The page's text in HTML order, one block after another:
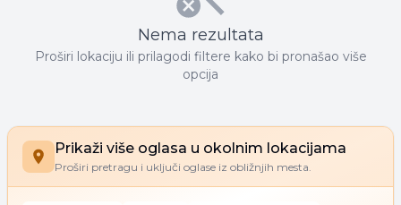
Nema rezultata
Proširi lokaciju ili prilagodi filtere kako bi pronašao više
opcija
Prikaži više oglasa u okolnim lokacijama
Proširi pretragu i uključi oglase iz obližnjih mesta.